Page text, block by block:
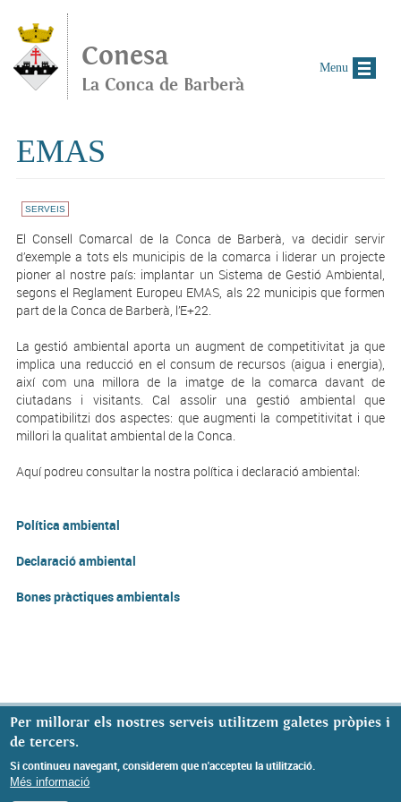
Conesa
La Conca de Barberà
EMAS
SERVEIS
El Consell Comarcal de la Conca de Barberà, va decidir servir
d’exemple a tots els municipis de la comarca i liderar un projecte
pioner al nostre país: implantar un Sistema de Gestió Ambiental,
segons el Reglament Europeu EMAS, als 22 municipis que formen
part de la Conca de Barberà, l’E+22.
La gestió ambiental aporta un augment de competitivitat ja que
implica una reducció en el consum de recursos (aigua i energia),
així com una millora de la imatge de la comarca davant de
ciutadans i visitants. Cal assolir una gestió ambiental que
compatibilitzi dos aspectes: que augmenti la competitivitat i que
millori la qualitat ambiental de la Conca.
Aquí podreu consultar la nostra política i declaració ambiental:
Política ambiental
Declaració ambiental
Bones pràctiques ambientals
Menu
Per millorar els nostres serveis utilitzem galetes pròpies i
de tercers.
Si continueu navegant, considerem que n'accepteu la utilització.
Més informació